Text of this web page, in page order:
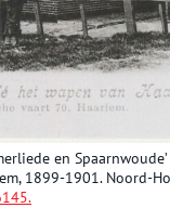
en
1899-1901. Noord-